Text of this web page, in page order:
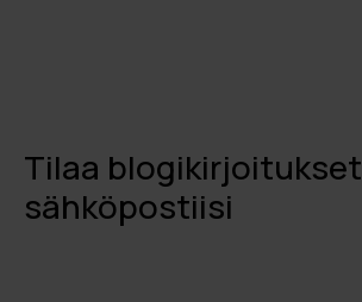
Tilaa blogikirjoitukset
sähköpostiisi